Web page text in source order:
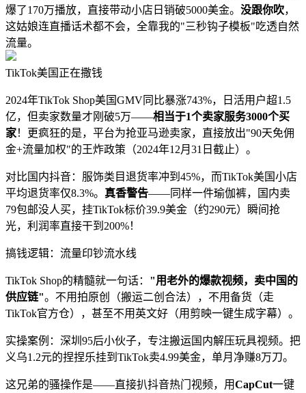
爆了170万播放，直接带动小店日销破5000美金。 没跟你吹，
这姑娘连直播话术都不会，全靠我的"三秒钩子模板"吃透自然
流量。
TikTok美国正在撒钱
2024年TikTok Shop美国GMV同比暴涨743%，日活用户超1.5
亿，但卖家数量才刚破5万——相当于1个卖家服务3000个买
家！更疯狂的是，平台为抢亚马逊卖家，直接放出"90天免佣
金+流量加权"的王炸政策（2024年12月31日截止）。
对比国内抖音：服饰类目退货率冲到45%，而TikTok美国小店
平均退货率仅8.3%。 真香警告——同样一件瑜伽裤，国内卖
79包邮没人买，挂TikTok标价39.9美金（约290元）瞬间抢
光，利润率直接干到200%！
搞钱逻辑：流量印钞流水线
TikTok Shop的精髓就一句话： "用老外的爆款视频，卖中国的
供应链"。不用拍原创（搬运二创合法），不用备货（走
TikTok官方仓），甚至不用英文好（用剪映一键生成字幕）。
实操案例：深圳95后小伙子，专注搬运国内解压玩具视频。把
义乌1.2元的捏捏乐挂到TikTok卖4.99美金，单月净赚8万刀。
这兄弟的骚操作是——直接扒抖音热门视频，用CapCut一键